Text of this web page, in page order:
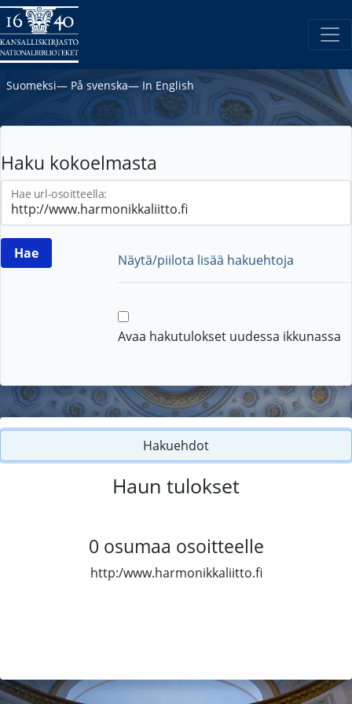
Suomeksi― På svenska― In English
Haku kokoelmasta
Hae url-osoitteella:
Näytä/piilota lisää hakuehtoja
Avaa hakutulokset uudessa ikkunassa
Hakuehdot
Haun tulokset
0 osumaa osoitteelle
http:/www.harmonikkaliitto.fi